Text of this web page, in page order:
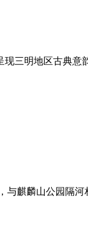
三明地区古典意
麒麟山公园隔河